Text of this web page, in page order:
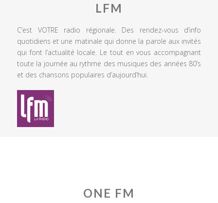
LFM
C’est VOTRE radio régionale. Des rendez-vous d’info
quotidiens et une matinale qui donne la parole aux invités
qui font l’actualité locale. Le tout en vous accompagnant
toute la journée au rythme des musiques des années 80’s
et des chansons populaires d’aujourd’hui.
ONE FM